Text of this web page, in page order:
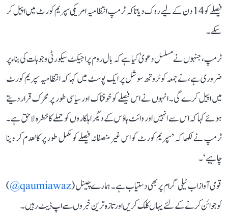
فیصلے کو 14 دن کے لیے روک دیا تاکہ ٹرمپ انتظامیہ امریکی سپریم کورٹ میں اپیل کر
سکے۔
ٹرمپ، جنہوں نے مسلسل دعویٰ کیا ہے کہ بال روم پراجیکٹ سیکورٹی وجوہات کی بناء پر
ضروری ہے، نے جمعہ کو ٹروتھ سوشل پر ایک پوسٹ میں کہا کہ انتظامیہ سپریم کورٹ
میں اپیل کرے گی۔ انہوں نے اس فیصلے کو خوفناک اور سیاسی طور پر محرک قرار دیتے
ہوئے کہا کہ اس سے انہیں اور وائٹ ہاؤس کے دیگر اہلکاروں کو حملے کا خطرہ لاحق ہے۔
ٹرمپ نے لکھا کہ ’سپریم کورٹ کو اس غیر منصفانہ فیصلے کو مکمل طور پر کالعدم کر دینا
چاہیے‘۔
قومی آواز اب ٹیلی گرام پر بھی دستیاب ہے۔ ہمارے چینل (qaumiawaz@
)
کو جوائن کرنے کے لئے یہاں کلک کریں اور تازہ ترین خبروں سے اپ ڈیٹ رہیں۔